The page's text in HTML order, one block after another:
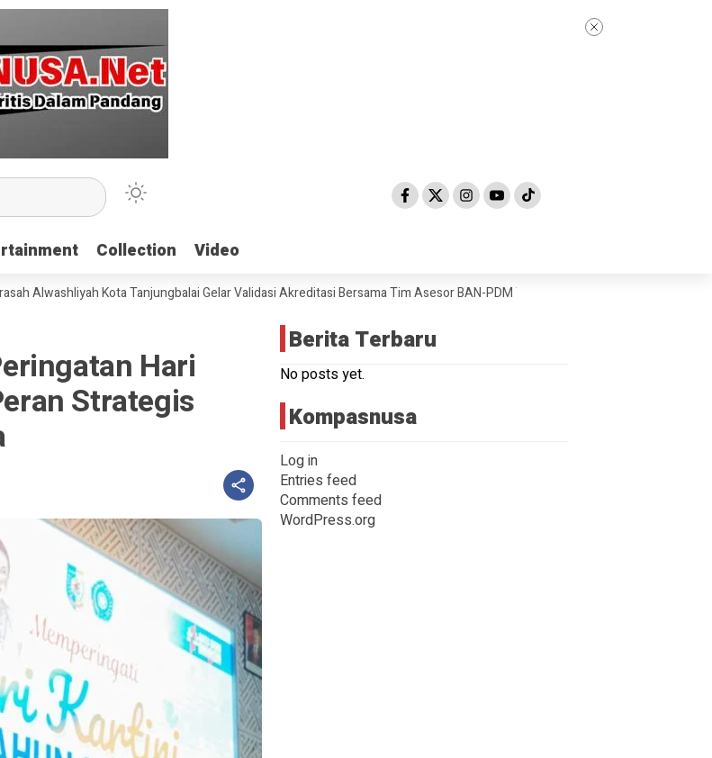
Collection Video
Collection Video
Kota Tanjungbalai Gelar Validasi Akreditasi Bersama Tim Asesor BAN-PDM Tahun 2026
Hari
Strategis
Berita Terbaru
No posts yet.
Kompasnusa
Log in
Entries feed
Comments feed
WordPress.org